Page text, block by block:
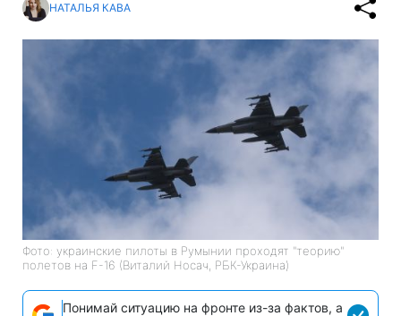
НАТАЛЬЯ КАВА
Фото: украинские пилоты в Румынии проходят "теорию"
полетов на F-16 (Виталий Носач, РБК-Украина)
Понимай ситуацию на фронте из-за фактов, а